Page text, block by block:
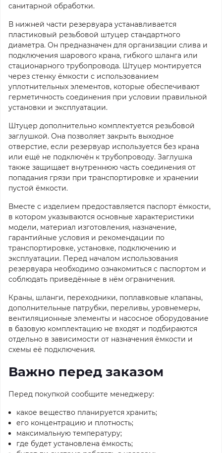
санитарной обработки.
В нижней части резервуара устанавливается
пластиковый резьбовой штуцер стандартного
диаметра. Он предназначен для организации слива и
подключения шарового крана, гибкого шланга или
стационарного трубопровода. Штуцер монтируется
через стенку ёмкости с использованием
уплотнительных элементов, которые обеспечивают
герметичность соединения при условии правильной
установки и эксплуатации.
Штуцер дополнительно комплектуется резьбовой
заглушкой. Она позволяет закрыть выходное
отверстие, если резервуар используется без крана
или ещё не подключён к трубопроводу. Заглушка
также защищает внутреннюю часть соединения от
попадания грязи при транспортировке и хранении
пустой ёмкости.
Вместе с изделием предоставляется паспорт ёмкости,
в котором указываются основные характеристики
модели, материал изготовления, назначение,
гарантийные условия и рекомендации по
транспортировке, установке, подключению и
эксплуатации. Перед началом использования
резервуара необходимо ознакомиться с паспортом и
соблюдать приведённые в нём ограничения.
Краны, шланги, переходники, поплавковые клапаны,
дополнительные патрубки, переливы, уровнемеры,
вентиляционные элементы и насосное оборудование
в базовую комплектацию не входят и подбираются
отдельно в зависимости от назначения ёмкости и
схемы её подключения.
Важно перед заказом
Перед покупкой сообщите менеджеру:
какое вещество планируется хранить;
его концентрацию и плотность;
максимальную температуру;
где будет установлена ёмкость;